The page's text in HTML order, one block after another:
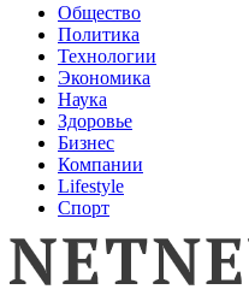
Общество
Политика
Технологии
Экономика
Наука
Здоровье
Бизнес
Компании
Lifestyle
Спорт